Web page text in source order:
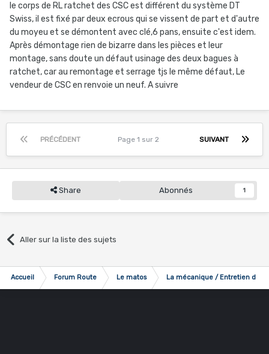
le corps de RL ratchet des CSC est différent du système DT
Swiss, il est fixé par deux ecrous qui se vissent de part et d'autre
du moyeu et se démontent avec clé,6 pans, ensuite c'est idem.
Après démontage rien de bizarre dans les pièces et leur
montage, sans doute un défaut usinage des deux bagues à
ratchet, car au remontage et serrage tjs le même défaut, Le
vendeur de CSC en renvoie un neuf. A suivre
PRÉCÉDENT SUIVANT
Page 1 sur 2
Share Abonnés 1
Aller sur la liste des sujets
Accueil Forum Route Le matos La mécanique / Entretien du